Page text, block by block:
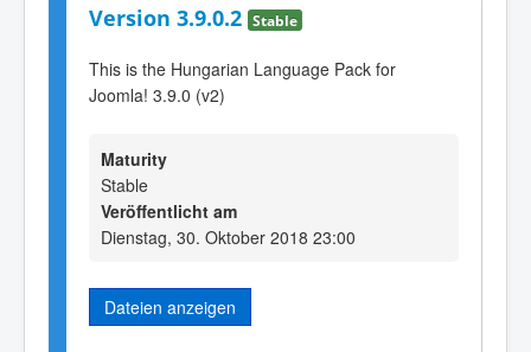
Version 3.9.0.2 Stable
This is the Hungarian Language Pack for
Joomla! 3.9.0 (v2)
Maturity
Stable
Veröffentlicht am
Dienstag, 30. Oktober 2018 23:00
Dateien anzeigen